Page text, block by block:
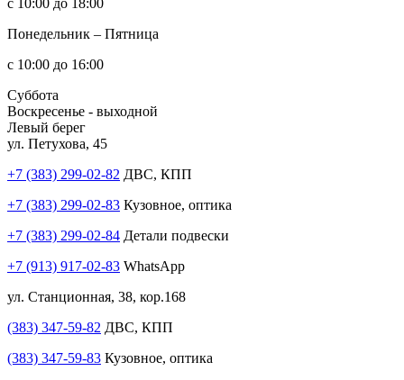
с 10:00 до 18:00
Понедельник – Пятница
с 10:00 до 16:00
Суббота
Воскресенье - выходной
Левый берег
ул. Петухова, 45
+7 (383) 299-02-82 ДВС, КПП
+7 (383) 299-02-83 Кузовное, оптика
+7 (383) 299-02-84 Детали подвески
+7 (913) 917-02-83 WhatsApp
ул. Станционная, 38, кор.168
(383) 347-59-82 ДВС, КПП
(383) 347-59-83 Кузовное, оптика